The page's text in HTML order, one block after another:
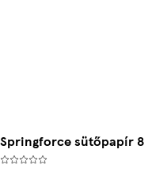
Springforce sütőpapír 8